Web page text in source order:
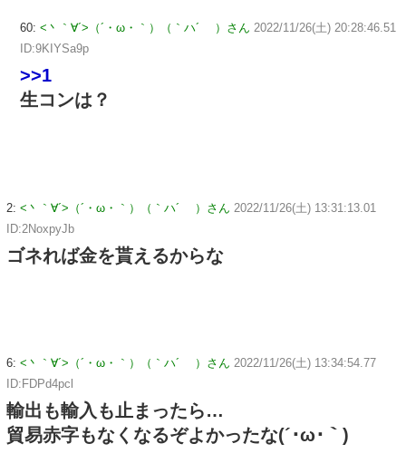
60: <丶｀∀´>（´・ω・｀）（｀ハ´ ）さん 2022/11/26(土) 20:28:46.51
ID:9KIYSa9p
>>1
生コンは？
2: <丶｀∀´>（´・ω・｀）（｀ハ´ ）さん 2022/11/26(土) 13:31:13.01
ID:2NoxpyJb
ゴネれば金を貰えるからな
6: <丶｀∀´>（´・ω・｀）（｀ハ´ ）さん 2022/11/26(土) 13:34:54.77
ID:FDPd4pcl
輸出も輸入も止まったら…
貿易赤字もなくなるぞよかったな(´･ω･｀)